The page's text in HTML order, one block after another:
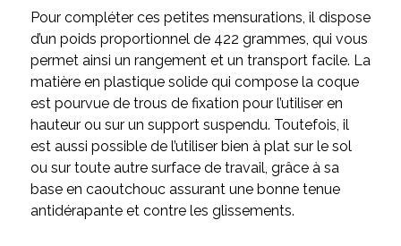
Pour compléter ces petites mensurations, il dispose
d’un poids proportionnel de 422 grammes, qui vous
permet ainsi un rangement et un transport facile. La
matière en plastique solide qui compose la coque
est pourvue de trous de fixation pour l’utiliser en
hauteur ou sur un support suspendu. Toutefois, il
est aussi possible de l’utiliser bien à plat sur le sol
ou sur toute autre surface de travail, grâce à sa
base en caoutchouc assurant une bonne tenue
antidérapante et contre les glissements.